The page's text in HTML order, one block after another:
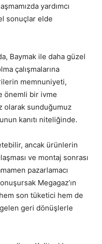
yardımcı
sonuçlar elde
Baymak ile daha güzel
çalışmalarına
memnuniyeti,
önemli bir ivme
olarak sunduğumuz
kanıtı niteliğinde.
ancak ürünlerin
ve montaj sonrası
pazarlamacı
Megagaz’ın
son tüketici hem de
gelen geri dönüşlerle